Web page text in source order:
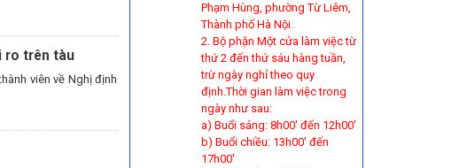
ro trên tàu
viên về Nghị định
Phạm Hùng, phường Từ Liêm,
Thành phố Hà Nội.
2. Bộ phận Một cửa làm việc từ
thứ 2 đến thứ sáu hàng tuần,
trừ ngày nghỉ theo quy
định.Thời gian làm việc trong
ngày như sau:
a) Buổi sáng: 8h00' đến 12h00'
b) Buổi chiều: 13h00' đến
17h00'